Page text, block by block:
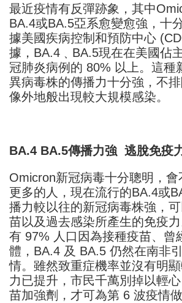
最近疫情有反彈跡象，其中
BA.4或BA.5亞系愈變愈強，十
據美國疾病控制和預防中心
據，BA.4﹑BA.5現在在美國佔
冠肺炎病例的 80% 以上。這種
異病毒株的傳播力十分強，不
像外地般出現較大規模感染。
BA.4 BA.5傳播力強 逃脫免疫
Omicron新冠病毒十分聰明，
更多的人，現在流行的BA.4或
播力較以往的新冠病毒株強，
苗以及過去感染所產生的免疫力
有 97% 人口因為接種疫苗、曾
體，BA.4 及 BA.5 仍然在南非
情。雖然致重症機率並沒有明
力已提升，市民千萬別掉以輕
苗加強劑，才可為第 6 波疫情做